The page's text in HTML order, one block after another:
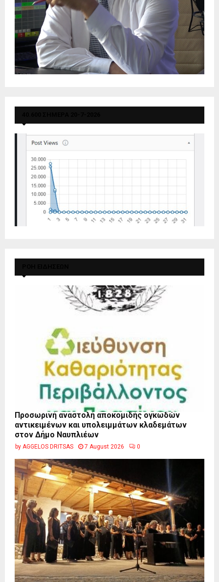
Προσωρινή αναστολή αποκομιδής ογκωδών
αντικειμένων και υπολειμμάτων κλαδεμάτων
στον Δήμο Ναυπλιέων
by AGGELOS DRITSAS 7 August 2026 0